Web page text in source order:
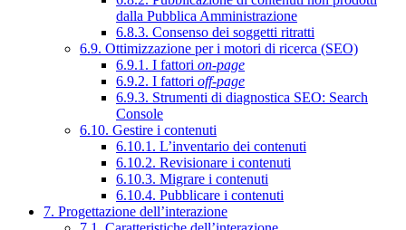
dalla Pubblica Amministrazione
6.8.3. Consenso dei soggetti ritratti
6.9. Ottimizzazione per i motori di ricerca (SEO)
6.9.1. I fattori on-page
6.9.2. I fattori off-page
6.9.3. Strumenti di diagnostica SEO: Search
Console
6.10. Gestire i contenuti
6.10.1. L’inventario dei contenuti
6.10.2. Revisionare i contenuti
6.10.3. Migrare i contenuti
6.10.4. Pubblicare i contenuti
7. Progettazione dell’interazione